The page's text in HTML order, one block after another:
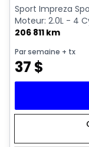
Sport Impreza
Moteur: 2.0L - 4
206 811 km
Par semaine + tx
37 $